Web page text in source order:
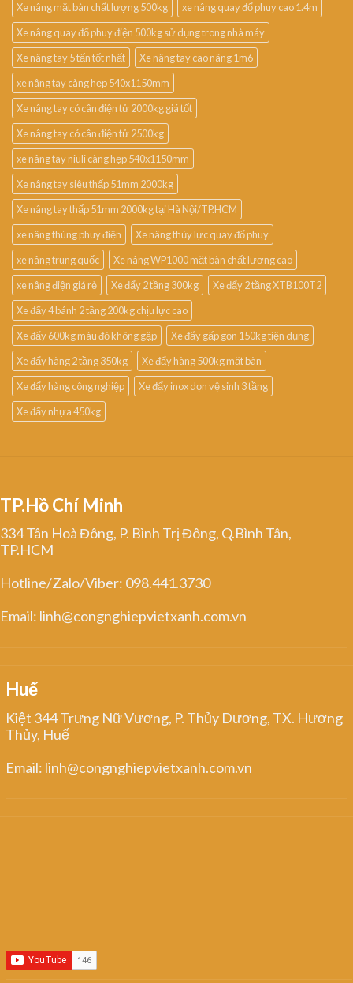
Xe nâng mặt bàn chất lượng 500kg
xe nâng quay đổ phuy cao 1.4m
Xe nâng quay đổ phuy điện 500kg sử dụng trong nhà máy
Xe nâng tay 5 tấn tốt nhất
Xe nâng tay cao nâng 1m6
xe nâng tay càng hẹp 540x1150mm
Xe nâng tay có cân điện tử 2000kg giá tốt
Xe nâng tay có cân điện tử 2500kg
xe nâng tay niuli càng hẹp 540x1150mm
Xe nâng tay siêu thấp 51mm 2000kg
Xe nâng tay thấp 51mm 2000kg tại Hà Nội/TP.HCM
xe nâng thùng phuy điện
Xe nâng thủy lực quay đổ phuy
xe nâng trung quốc
Xe nâng WP1000 mặt bàn chất lượng cao
xe nâng điện giá rẻ
Xe đẩy 2 tầng 300kg
Xe đẩy 2 tầng XTB100T2
Xe đẩy 4 bánh 2 tầng 200kg chịu lực cao
Xe đẩy 600kg màu đỏ không gập
Xe đẩy gấp gọn 150kg tiện dụng
Xe đẩy hàng 2 tầng 350kg
Xe đẩy hàng 500kg mặt bàn
Xe đẩy hàng công nghiệp
Xe đẩy inox dọn vệ sinh 3 tầng
Xe đẩy nhựa 450kg
TP.Hồ Chí Minh
334 Tân Hoà Đông, P. Bình Trị Đông, Q.Bình Tân,
TP.HCM
Hotline/Zalo/Viber: 098.441.3730
Email: linh@congnghiepvietxanh.com.vn
Huế
Kiệt 344 Trưng Nữ Vương, P. Thủy Dương, TX. Hương
Thủy, Huế
Email: linh@congnghiepvietxanh.com.vn